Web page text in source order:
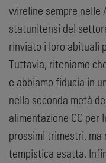
wireline sempre nelle
statunitensi del
rinviato i loro abituali
Tuttavia, riteniamo
e abbiamo fiducia in
nella seconda metà
alimentazione CC per
prossimi trimestri, ma
tempistica esatta.